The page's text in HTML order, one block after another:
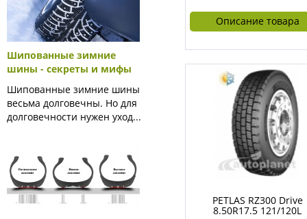
Шипованные зимние
шины - секреты и мифы
Шипованные зимние шины
весьма долговечны. Но для
долговечности нужен уход...
Описание товара
PETLAS RZ300 Drive
8.50R17.5 121/120L